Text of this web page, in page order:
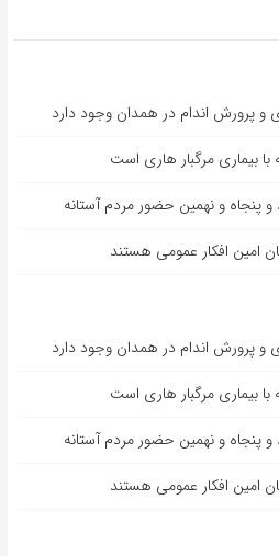
و پرورش اندام در همدان وجود دارد
با بیماری مرگبار هاری است
پنجاه و نهمین حضور مردم آستانه
امین افکار عمومی هستند
و پرورش اندام در همدان وجود دارد
با بیماری مرگبار هاری است
پنجاه و نهمین حضور مردم آستانه
امین افکار عمومی هستند